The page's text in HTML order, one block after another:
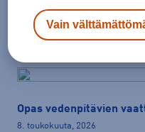
yhteydessä, mutta myös
kesäisin nousta korkealle.
Opas vedenpitävien
8. toukokuuta, 2026
Vain